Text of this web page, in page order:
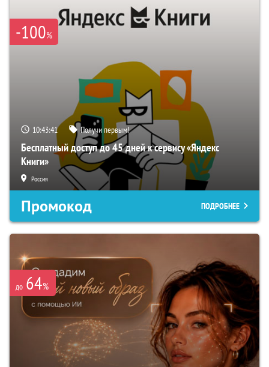
-100%
10:43:40 Получи первым!
Бесплатный доступ до 45 дней к сервису «Яндекс
Книги»
Россия
Промокод ПОДРОБНЕЕ
до 64%